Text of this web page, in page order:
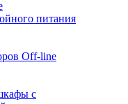
питания
Off-line
с